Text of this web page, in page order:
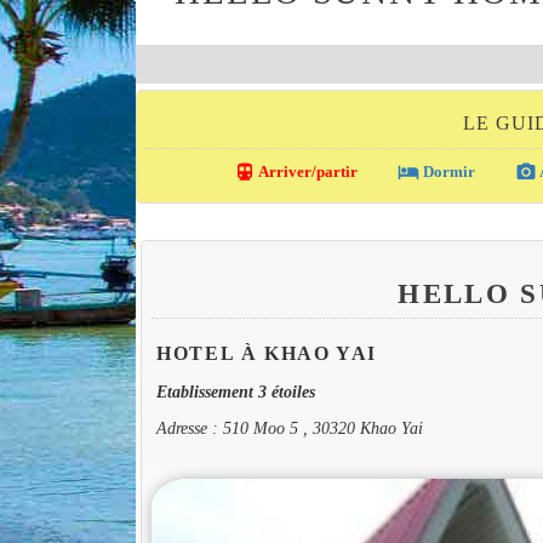
LE
directions_transit Arriver/partir local_hotel Dormir photo_camera
HELLO
HOTEL À KHAO YAI
Etablissement 3 étoiles
Adresse : 510 Moo 5 , 30320 Khao Yai